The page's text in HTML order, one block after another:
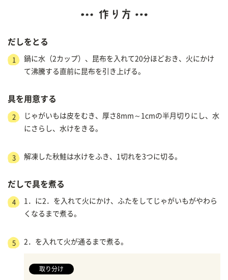
だしをとる
1
鍋に水（2カップ）、昆布を入れて20分ほどおき、火にかけ
て沸騰する直前に昆布を引き上げる。
具を用意する
2
じゃがいもは皮をむき、厚さ8mm～1cmの半月切りにし、水
にさらし、水けをきる。
3 解凍した秋鮭は水けをふき、1切れを3つに切る。
だしで具を煮る
4
1．に2．を入れて火にかけ、ふたをしてじゃがいもがやわら
くなるまで煮る。
5 2．を入れて火が通るまで煮る。
取り分け